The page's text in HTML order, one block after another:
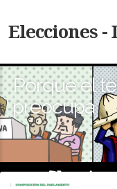
Elecciones
Porque el
preocupa